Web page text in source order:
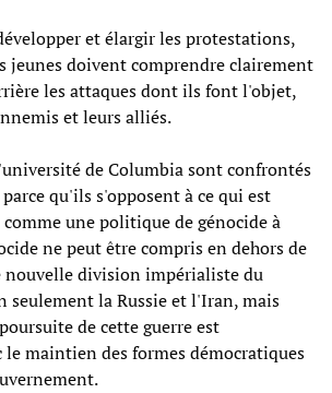
et élargir les protestations,
jeunes doivent comprendre clairement
les attaques dont ils font l'objet,
et leurs alliés.
de Columbia sont confrontés
qu'ils s'opposent à ce qui est
une politique de génocide à
ne peut être compris en dehors de
nouvelle division impérialiste du
seulement la Russie et l'Iran, mais
de cette guerre est
maintien des formes démocratiques